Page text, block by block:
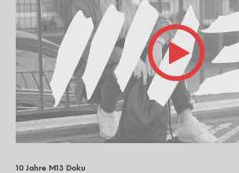
10 Jahre M13 Doku